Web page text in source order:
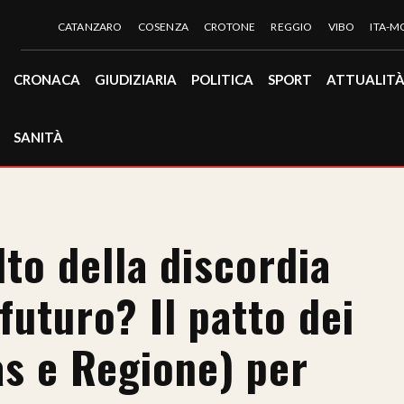
CATANZARO COSENZA CROTONE REGGIO VIBO ITA-
CRONACA GIUDIZIARIA POLITICA SPORT
SANITÀ
della discordia
Il patto dei
e Regione) per